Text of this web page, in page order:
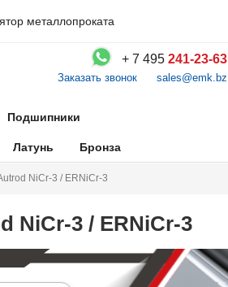
металлопроката
+ 7 495 241-23-63
Заказать звонок sales@emk.bz
Подшипники
Латунь Бронза
NiCr-3 / ERNiCr-3
NiCr-3 / ERNiCr-3